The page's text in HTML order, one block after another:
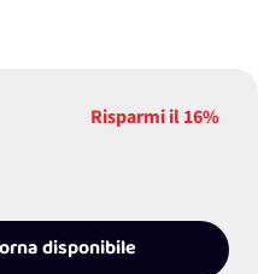
Risparmi il16%
disponibile